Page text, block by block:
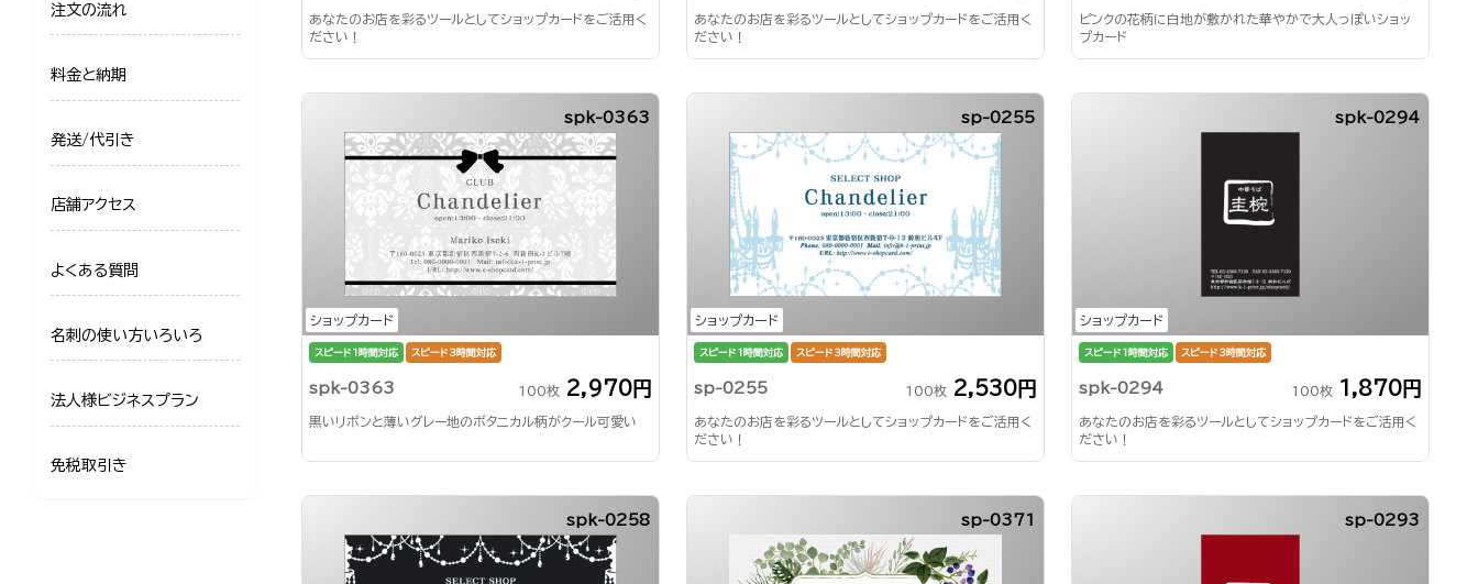
あなたのお店を彩るツールとしてショップカードをご活用く
ださい！
あなたのお店を彩るツールとしてショップカードをご活用く
ださい！
ピンクの花柄に白地が敷かれた華やかで大人っぽいショッ
プカード
ショップカード
spk-0363
スピード1時間対応 スピード3時間対応
spk-0363 100枚 2,970円
黒いリボンと薄いグレー地のボタニカル柄がクール可愛い
ショップカード
sp-0255
スピード1時間対応 スピード3時間対応
sp-0255 100枚 2,530円
あなたのお店を彩るツールとしてショップカードをご活用く
ださい！
ショップカード
spk-0294
スピード1時間対応 スピード3時間対応
spk-0294 100枚 1,870円
あなたのお店を彩るツールとしてショップカードをご活用く
ださい！
spk-0258 sp-0371 sp-0293
注文の流れ
料金と納期
発送/代引き
店舗アクセス
よくある質問
名刺の使い方いろいろ
法人様ビジネスプラン
免税取引き